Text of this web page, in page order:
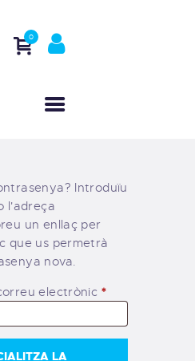
0
Introduïu
l'adreça
un enllaç per
que us permetrà
nova.
electrònic *
LA